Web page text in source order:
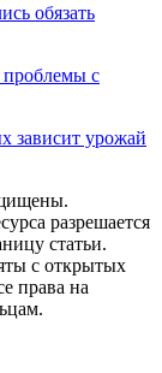
обязать
проблемы с
зависит урожай
разрешается
статьи.
с открытых
права на